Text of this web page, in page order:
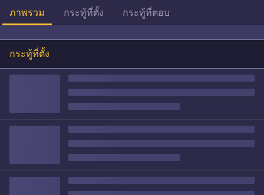
ภาพรวม กระทู้ที่ตั้ง กระทู้ที่ตอบ
กระทู้ที่ตั้ง